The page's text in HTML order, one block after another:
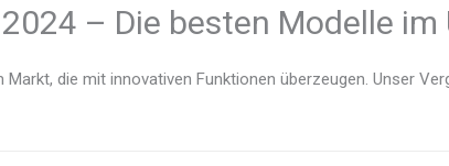
– Die besten Modelle im
die mit innovativen Funktionen überzeugen. Unser